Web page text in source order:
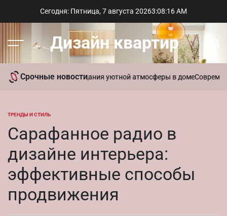
Сегодня: Пятница, 7 августа 20263:08:17AM
Меню Дизайн квартир
Срочные новости
ароматы для создания уютной атмосферы в доме Современный
ОПУБЛИКОВАНО
ТРЕНДЫ И СТИЛЬ
Сарафанное радио в
дизайне интерьера:
эффективные способы
продвижения